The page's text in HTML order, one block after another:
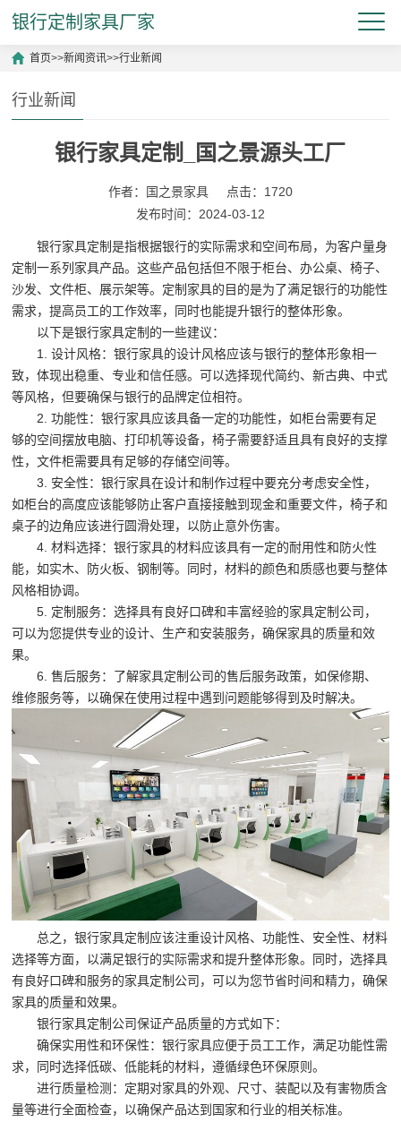
银行定制家具厂家
首页>>新闻资讯>>行业新闻
行业新闻
银行家具定制_国之景源头工厂
作者：国之景家具
点击：1720
发布时间：2024-03-12
银行家具定制是指根据银行的实际需求和空间布局，为客户量身
定制一系列家具产品。这些产品包括但不限于柜台、办公桌、椅子、
沙发、文件柜、展示架等。定制家具的目的是为了满足银行的功能性
需求，提高员工的工作效率，同时也能提升银行的整体形象。
以下是银行家具定制的一些建议：
1. 设计风格：银行家具的设计风格应该与银行的整体形象相一
致，体现出稳重、专业和信任感。可以选择现代简约、新古典、中式
等风格，但要确保与银行的品牌定位相符。
2. 功能性：银行家具应该具备一定的功能性，如柜台需要有足
够的空间摆放电脑、打印机等设备，椅子需要舒适且具有良好的支撑
性，文件柜需要具有足够的存储空间等。
3. 安全性：银行家具在设计和制作过程中要充分考虑安全性，
如柜台的高度应该能够防止客户直接接触到现金和重要文件，椅子和
桌子的边角应该进行圆滑处理，以防止意外伤害。
4. 材料选择：银行家具的材料应该具有一定的耐用性和防火性
能，如实木、防火板、钢制等。同时，材料的颜色和质感也要与整体
风格相协调。
5. 定制服务：选择具有良好口碑和丰富经验的家具定制公司，
可以为您提供专业的设计、生产和安装服务，确保家具的质量和效
果。
6. 售后服务：了解家具定制公司的售后服务政策，如保修期、
维修服务等，以确保在使用过程中遇到问题能够得到及时解决。
总之，银行家具定制应该注重设计风格、功能性、安全性、材料
选择等方面，以满足银行的实际需求和提升整体形象。同时，选择具
有良好口碑和服务的家具定制公司，可以为您节省时间和精力，确保
家具的质量和效果。
银行家具定制公司保证产品质量的方式如下：
确保实用性和环保性：银行家具应便于员工工作，满足功能性需
求，同时选择低碳、低能耗的材料，遵循绿色环保原则。
进行质量检测：定期对家具的外观、尺寸、装配以及有害物质含
量等进行全面检查，以确保产品达到国家和行业的相关标准。